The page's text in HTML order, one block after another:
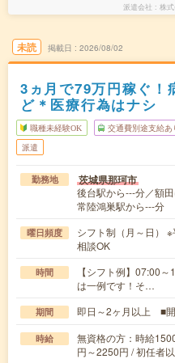
派遣会社 株
未読 掲載日 2026/08/02
3ヵ月で79万円稼ぐ！
ど＊医療行為はナシ
職種未経験OK 交通費別途支給あ
派遣
勤務地 茨城県那珂市
後台駅から---分／額
常陸鴻巣駅から---分
曜日頻度
シフト制（月～日）
相談OK
時間
【シフト例】07:00
は一例です！そ…
期間 即日～2ヶ月以上 ■開
時給
無資格の方：時給
円～2250円 / 初任者